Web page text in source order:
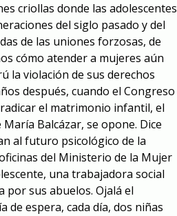
criollas donde las adolescentes
del siglo pasado y del
de las uniones forzosas, de
cómo atender a mujeres aún
la violación de sus derechos
después, cuando el Congreso
el matrimonio infantil, el
Balcázar, se opone. Dice
al futuro psicológico de la
del Ministerio de la Mujer
una trabajadora social
sus abuelos. Ojalá el
espera, cada día, dos niñas